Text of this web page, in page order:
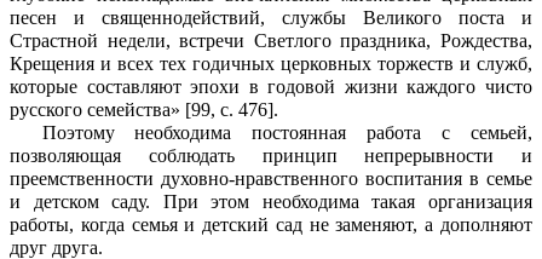
песен и священнодействий, службы Великого поста и
Страстной недели, встречи Светлого праздника, Рождества,
Крещения и всех тех годичных церковных торжеств и служб,
которые составляют эпохи в годовой жизни каждого чисто
русского семейства» [99, с. 476].
Поэтому необходима постоянная работа с семьей,
позволяющая соблюдать принцип непрерывности и
преемственности духовно-нравственного воспитания в семье
и детском саду. При этом необходима такая организация
работы, когда семья и детский сад не заменяют, а дополняют
друг друга.